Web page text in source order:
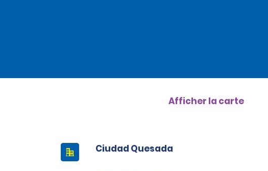
Afficher la carte
Ciudad Quesada